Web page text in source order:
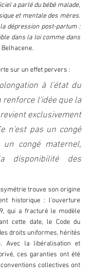
a parlé du bébé malade,
et mentale des mères.
dépression post-partum :
dans la loi comme dans
sur un effet pervers :
à l'état du
renforce l'idée que la
exclusivement
n'est pas un congé
congé maternel,
disponibilité des
trouve son origine
historique : l'ouverture
qui a fracturé le modèle
cette date, le Code du
droits uniformes, hérités
Avec la libéralisation et
ces garanties ont été
collectives ont